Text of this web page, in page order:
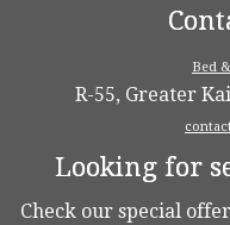
Bed
R-55, Greater
Looking for
Check our special